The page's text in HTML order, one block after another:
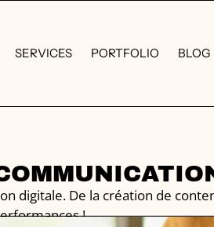
SERVICES PORTFOLIO BLOG
digitale. De la création de
!